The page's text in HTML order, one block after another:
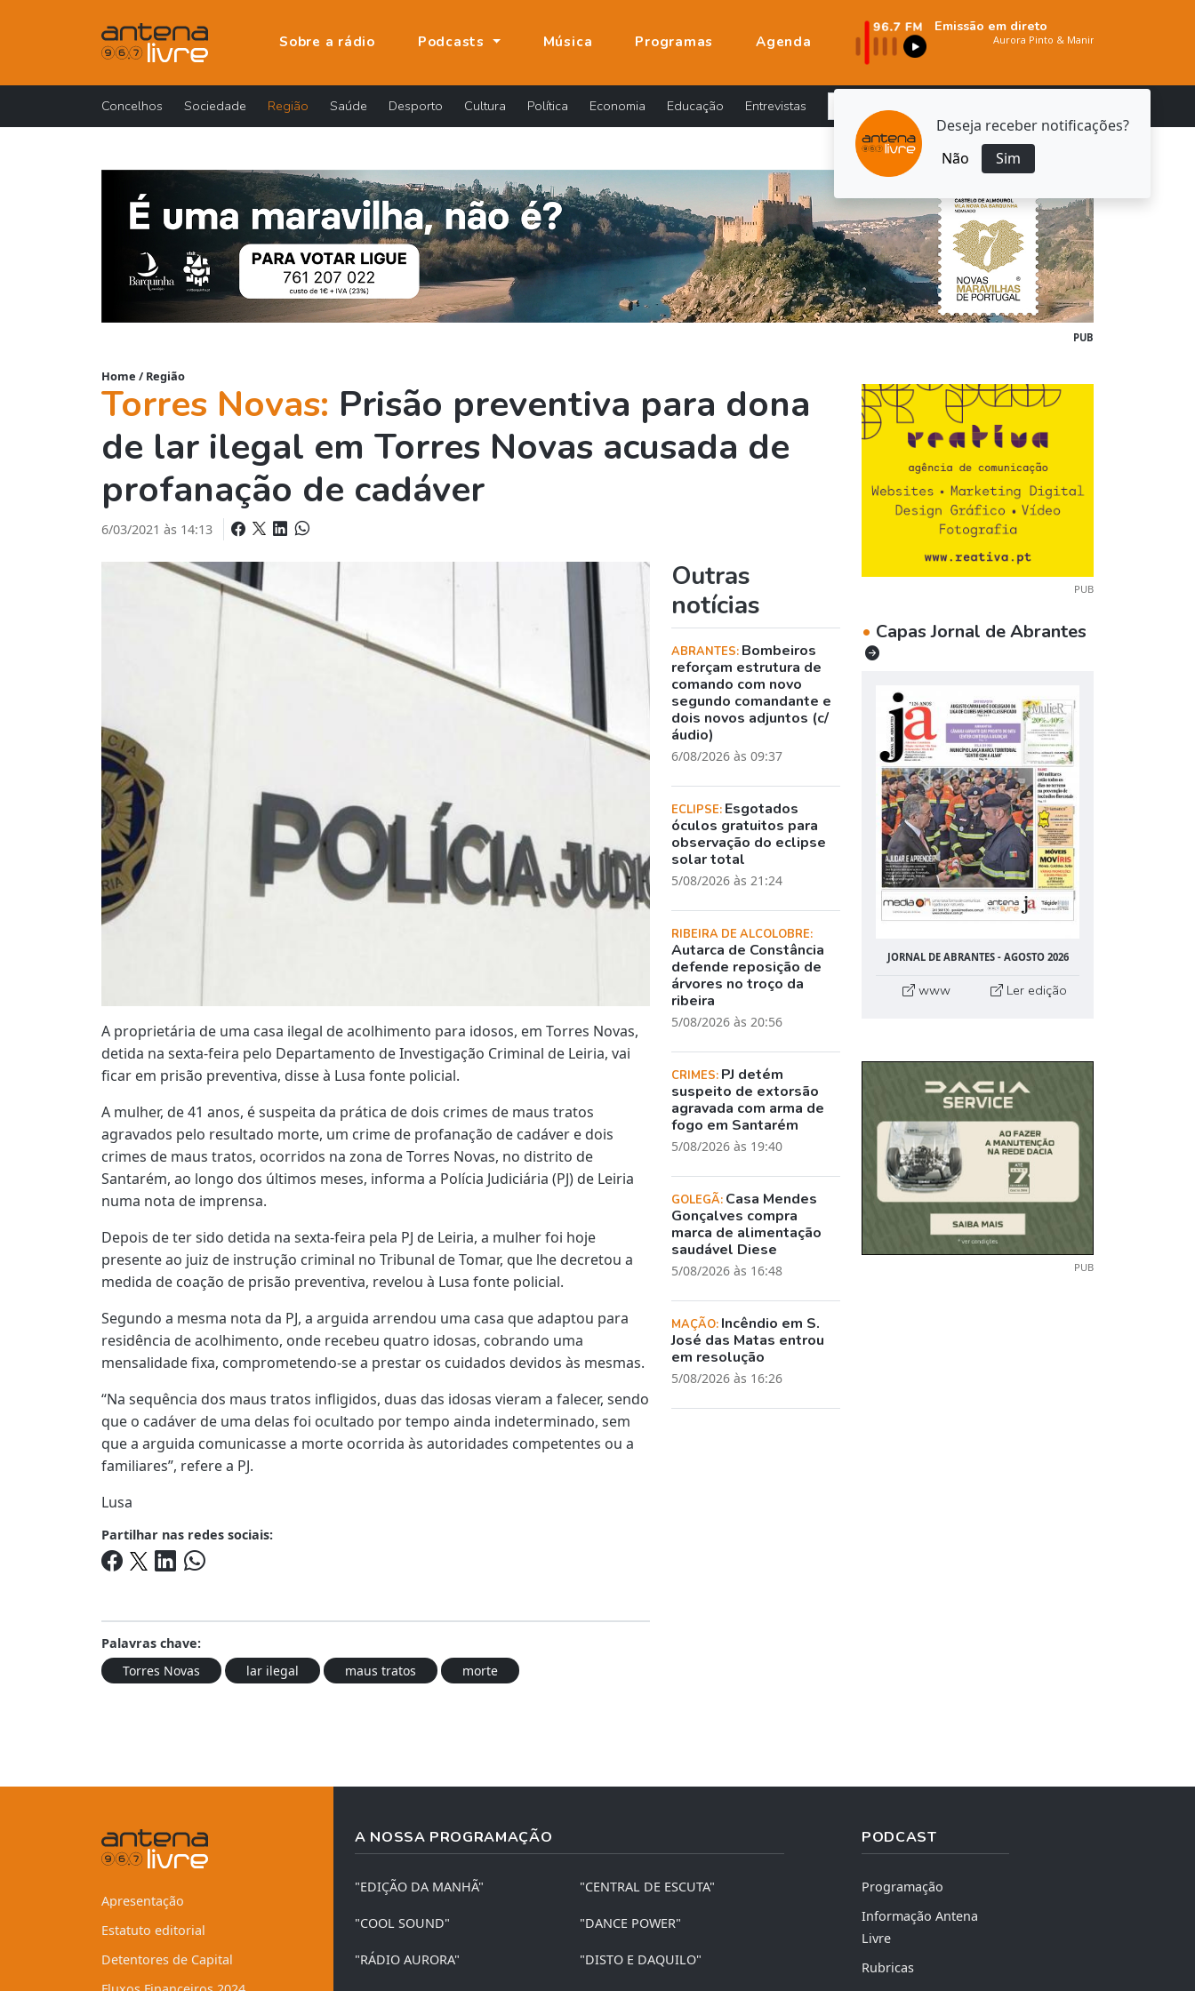
Deseja receber notificações?
Não
Sim
Sobre a rádio Podcasts Música Programas Agenda
Emissão em direto
Concelhos Sociedade Região Saúde Desporto Cultura Política Economia Educação Entrevistas
PUB
Home / Região
Torres Novas: Prisão preventiva para dona
de lar ilegal em Torres Novas acusada de
profanação de cadáver
6/03/2021 às 14:13
A proprietária de uma casa ilegal de acolhimento para idosos, em Torres Novas,
detida na sexta-feira pelo Departamento de Investigação Criminal de Leiria, vai
ficar em prisão preventiva, disse à Lusa fonte policial.
A mulher, de 41 anos, é suspeita da prática de dois crimes de maus tratos
agravados pelo resultado morte, um crime de profanação de cadáver e dois
crimes de maus tratos, ocorridos na zona de Torres Novas, no distrito de
Santarém, ao longo dos últimos meses, informa a Polícia Judiciária (PJ) de Leiria
numa nota de imprensa.
Depois de ter sido detida na sexta-feira pela PJ de Leiria, a mulher foi hoje
presente ao juiz de instrução criminal no Tribunal de Tomar, que lhe decretou a
medida de coação de prisão preventiva, revelou à Lusa fonte policial.
Segundo a mesma nota da PJ, a arguida arrendou uma casa que adaptou para
residência de acolhimento, onde recebeu quatro idosas, cobrando uma
mensalidade fixa, comprometendo-se a prestar os cuidados devidos às mesmas.
“Na sequência dos maus tratos infligidos, duas das idosas vieram a falecer, sendo
que o cadáver de uma delas foi ocultado por tempo ainda indeterminado, sem
que a arguida comunicasse a morte ocorrida às autoridades competentes ou a
familiares”, refere a PJ.
Lusa
Partilhar nas redes sociais:
Palavras chave:
Torres Novas
lar ilegal maus tratos morte
Outras
notícias
ABRANTES: Bombeiros
reforçam estrutura de
comando com novo
segundo comandante e
dois novos adjuntos (c/
áudio)
6/08/2026 às 09:37
ECLIPSE: Esgotados
óculos gratuitos para
observação do eclipse
solar total
5/08/2026 às 21:24
RIBEIRA DE ALCOLOBRE:
Autarca de Constância
defende reposição de
árvores no troço da
ribeira
5/08/2026 às 20:56
CRIMES: PJ detém
suspeito de extorsão
agravada com arma de
fogo em Santarém
5/08/2026 às 19:40
GOLEGÃ: Casa Mendes
Gonçalves compra
marca de alimentação
saudável Diese
5/08/2026 às 16:48
MAÇÃO: Incêndio em S.
José das Matas entrou
em resolução
5/08/2026 às 16:26
PUB
• Capas Jornal de Abrantes
JORNAL DE ABRANTES - AGOSTO 2026
www Ler edição
PUB
Apresentação
Estatuto editorial
Detentores de Capital
A NOSSA PROGRAMAÇÃO
"EDIÇÃO DA MANHÃ" "CENTRAL DE ESCUTA"
"COOL SOUND" "DANCE POWER"
"RÁDIO AURORA" "DISTO E DAQUILO"
PODCAST
Programação
Informação Antena
Livre
Rubricas